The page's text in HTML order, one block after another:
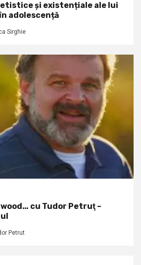
și existențiale ale lui
adolescență
Sirghie
cu Tudor Petruţ –
Petrut